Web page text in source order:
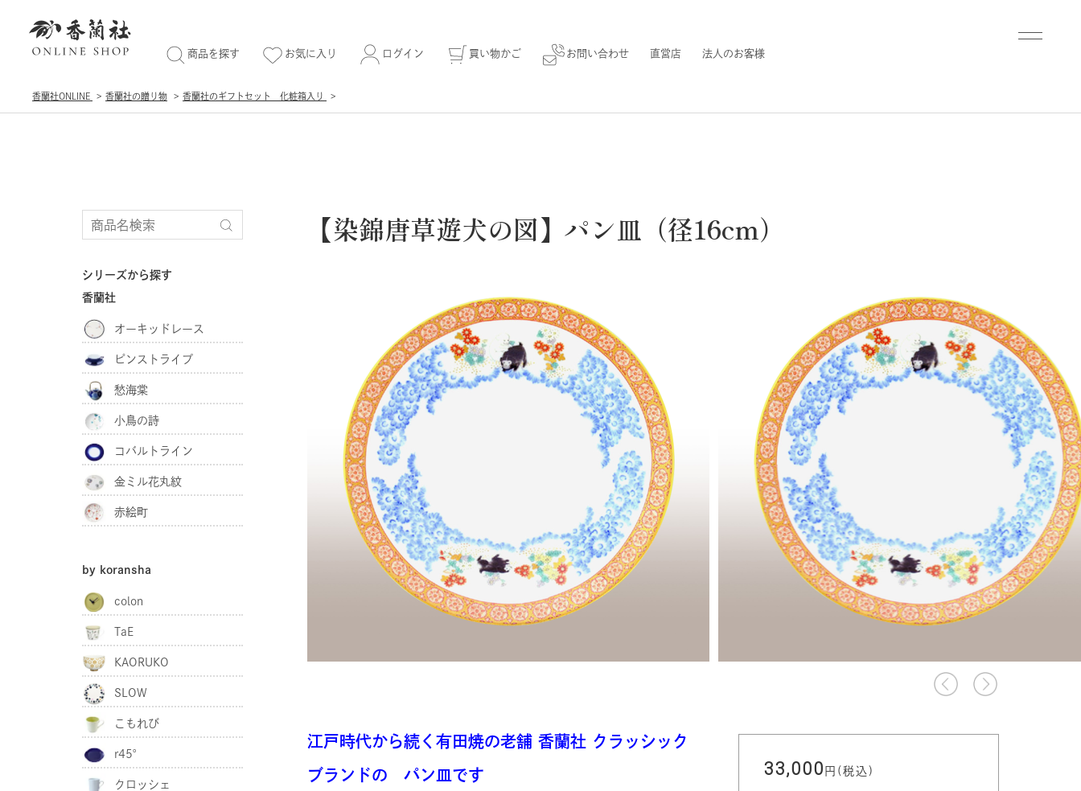
商品を探す お気に入り ログイン 買い物かご お問い合わせ 直営店 法人のお客様
香蘭社ONLINE 香蘭社の贈り物 香蘭社のギフトセット 化粧箱入り
【染錦唐草遊犬の図】パン皿（径16cm）
江戸時代から続く有田焼の老舗 香蘭社 クラッシック
ブランドの パン皿です 33,000 円(税込)
シリーズから探す
香蘭社
オーキッドレース
ピンストライプ
愁海棠
小鳥の詩
コバルトライン
金ミル花丸紋
赤絵町
by koransha
colon
TaE
KAORUKO
SLOW
こもれび
r45°
クロッシェ